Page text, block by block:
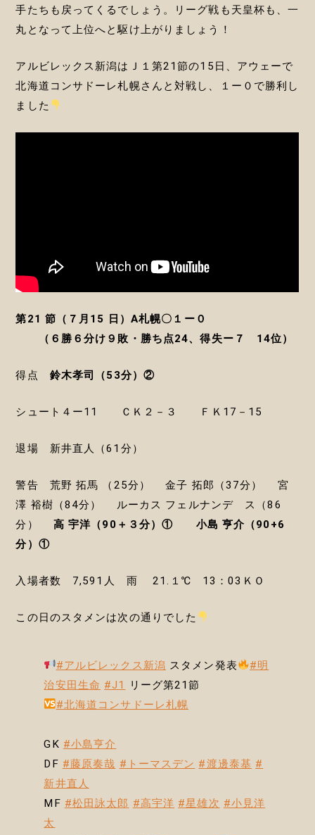
手たちも戻ってくるでしょう。リーグ戦も天皇杯も、一
丸となって上位へと駆け上がりましょう！
アルビレックス新潟はＪ１第21節の15日、アウェーで
北海道コンサドーレ札幌さんと対戦し、１ー０で勝利し
ました
第21 節（７月15 日）A札幌〇１ー０
（６勝６分け９敗・勝ち点24、得失ー７ 14位）
得点 鈴木孝司（53分）②
シュート４ー11 ＣＫ２－３ ＦＫ17－15
退場 新井直人（61分）
警告 荒野 拓馬 （25分） 金子 拓郎（37分） 宮
澤 裕樹（84分） ルーカス フェルナンデ ス（86
分） 高 宇洋（90＋３分）①
小島 亨介（90+6
分）①
入場者数 7,591人 雨 21.１℃ 13：03ＫＯ
この日のスタメンは次の通りでした
#アルビレックス新潟 スタメン発表
#明
治安田生命 #J1
リーグ第21節
#北海道コンサドーレ札幌
GK #小島亨介
DF #藤原奏哉 #トーマスデン #渡邊泰基 #
新井直人
MF #松田詠太郎 #高宇洋 #星雄次 #小見洋
太